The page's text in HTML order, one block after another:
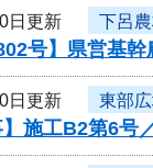
日更新 下呂
号】県営基
日更新 東部
】施工B2第6